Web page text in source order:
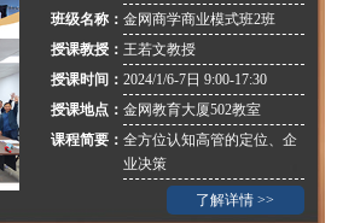
班级名称：金网商学商业模式班2班
授课教授： 王若文教授
授课时间：2024/1/6-7日 9:00-17:30
授课地点：金网教育大厦502教室
课程简要：全方位认知高管的定位、企
业决策
了解详情 >>